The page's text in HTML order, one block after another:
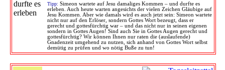
Tipp: Simeon wartete auf Jesu damaliges Kommen – und durfte es
erleben. Auch heute warten angesichts der vielen Zeichen Gläubige auf
Jesu Kommen. Aber wie damals wird es auch jetzt sein: Simeon wartete
nicht nur auf den Erlöser, sondern Gottes Wort bezeugt, dass er
gerecht und gottesfürchtig war – und das nicht nur in seinen eigenen
sondern in Gottes Augen! Sind auch Sie in Gottes Augen gerecht und
gottesfürchtig? Wir können Ihnen nur raten die (auslaufende)
Gnadenzeit umgehend zu nutzen, sich anhand von Gottes Wort selbst
demütig zu prüfen und wo nötig Buße zu tun!